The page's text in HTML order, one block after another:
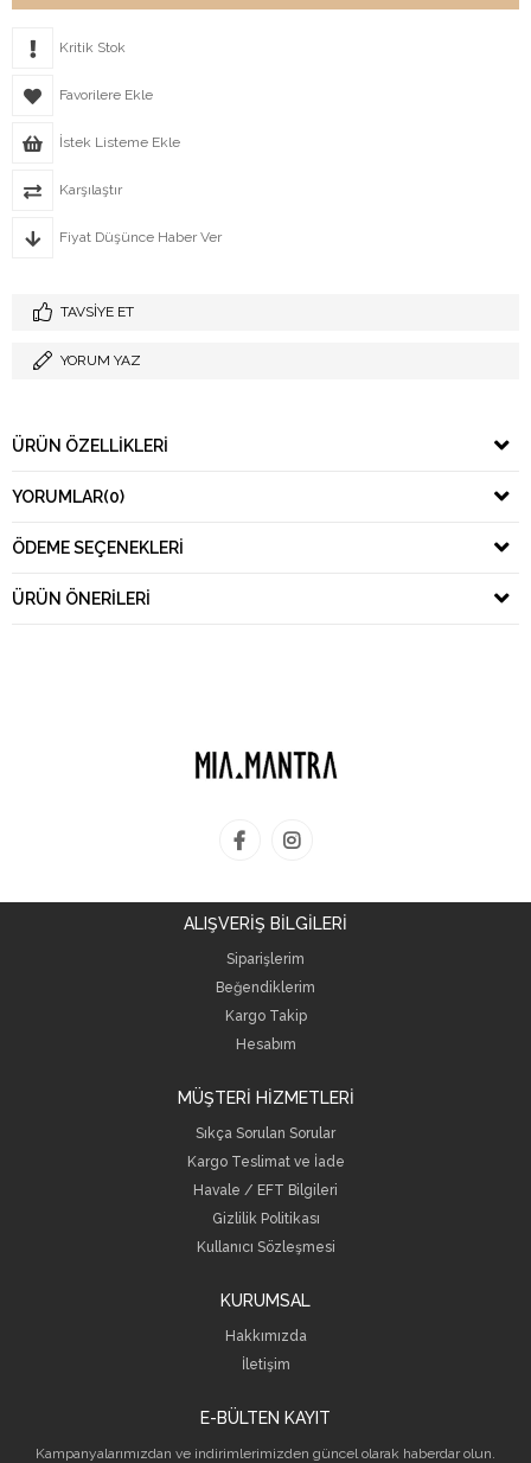
Kritik Stok
Favorilere Ekle
İstek Listeme Ekle
Karşılaştır
Fiyat Düşünce Haber Ver
TAVSIYE ET
YORUM YAZ
ÜRÜN ÖZELLIKLERI
YORUMLAR(0)
ÖDEME SEÇENEKLERI
ÜRÜN ÖNERILERI
ALIŞVERİŞ BİLGİLERİ
Siparişlerim
Beğendiklerim
Kargo Takip
Hesabım
MÜŞTERİ HİZMETLERİ
Sıkça Sorulan Sorular
Kargo Teslimat ve İade
Havale / EFT Bilgileri
Gizlilik Politikası
Kullanıcı Sözleşmesi
KURUMSAL
Hakkımızda
İletişim
E-BÜLTEN KAYIT
Kampanyalarımızdan ve indirimlerimizden güncel olarak haberdar olun.